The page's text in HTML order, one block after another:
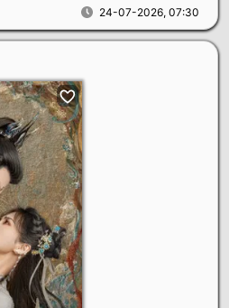
24-07-2026, 07:30